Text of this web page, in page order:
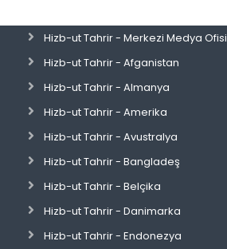
Hizb-ut Tahrir - Merkezi Medya Ofisi
Hizb-ut Tahrir - Afganistan
Hizb-ut Tahrir - Almanya
Hizb-ut Tahrir - Amerika
Hizb-ut Tahrir - Avustralya
Hizb-ut Tahrir - Bangladeş
Hizb-ut Tahrir - Belçika
Hizb-ut Tahrir - Danimarka
Hizb-ut Tahrir - Endonezya